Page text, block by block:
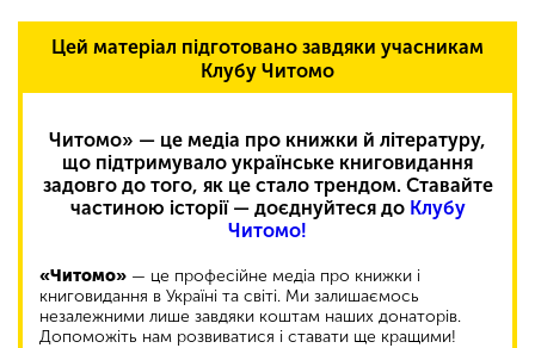
Цей матеріал підготовано завдяки учасникам
Клубу Читомо
Читомо» — це медіа про книжки й літературу,
що підтримувало українське книговидання
задовго до того, як це стало трендом. Ставайте
частиною історії — доєднуйтеся до Клубу
Читомо!
«Читомо» — це професійне медіа про книжки і
книговидання в Україні та світі. Ми залишаємось
незалежними лише завдяки коштам наших донаторів.
Допоможіть нам розвиватися і ставати ще кращими!